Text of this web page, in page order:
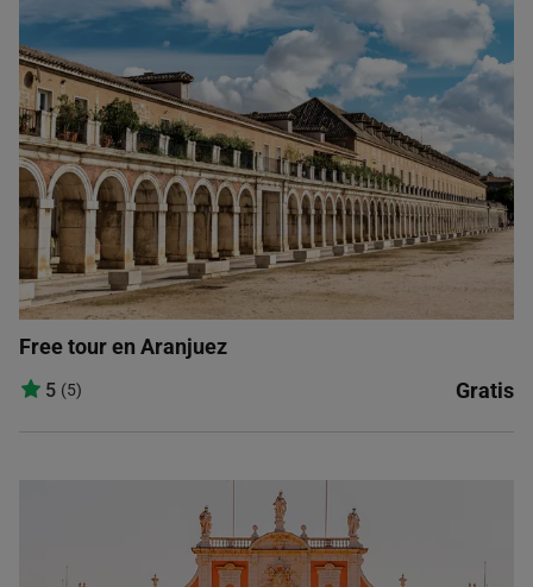
Free tour en Aranjuez
5 (5) Gratis